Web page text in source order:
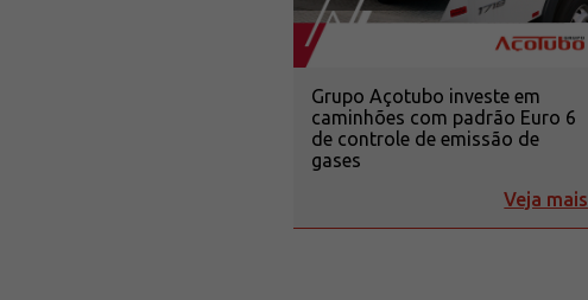
Grupo Açotubo investe em
caminhões com padrão Euro 6
de controle de emissão de
gases
Veja mais